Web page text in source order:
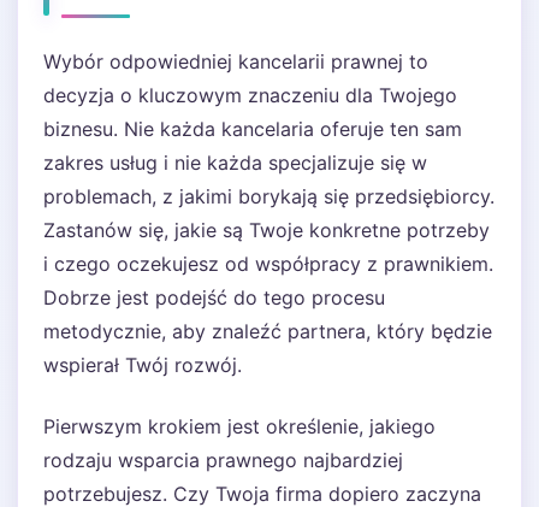
Wybór odpowiedniej kancelarii prawnej to
decyzja o kluczowym znaczeniu dla Twojego
biznesu. Nie każda kancelaria oferuje ten sam
zakres usług i nie każda specjalizuje się w
problemach, z jakimi borykają się przedsiębiorcy.
Zastanów się, jakie są Twoje konkretne potrzeby
i czego oczekujesz od współpracy z prawnikiem.
Dobrze jest podejść do tego procesu
metodycznie, aby znaleźć partnera, który będzie
wspierał Twój rozwój.
Pierwszym krokiem jest określenie, jakiego
rodzaju wsparcia prawnego najbardziej
potrzebujesz. Czy Twoja firma dopiero zaczyna